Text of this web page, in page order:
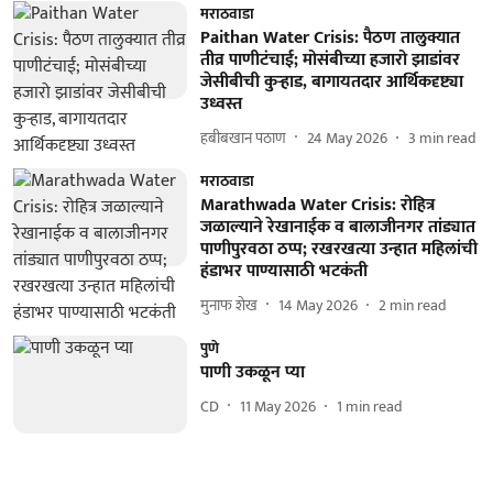
मराठवाडा
Paithan Water Crisis: पैठण तालुक्यात
तीव्र पाणीटंचाई; मोसंबीच्या हजारो झाडांवर
जेसीबीची कुऱ्हाड, बागायतदार आर्थिकदृष्ट्या
उध्वस्त
हबीबखान पठाण 24 May 2026 3 min read
मराठवाडा
Marathwada Water Crisis: रोहित्र
जळाल्याने रेखानाईक व बालाजीनगर तांड्यात
पाणीपुरवठा ठप्प; रखरखत्या उन्हात महिलांची
हंडाभर पाण्यासाठी भटकंती
मुनाफ शेख 14 May 2026 2min read
पुणे
पाणी उकळून प्या
CD 11 May 2026 1 min read